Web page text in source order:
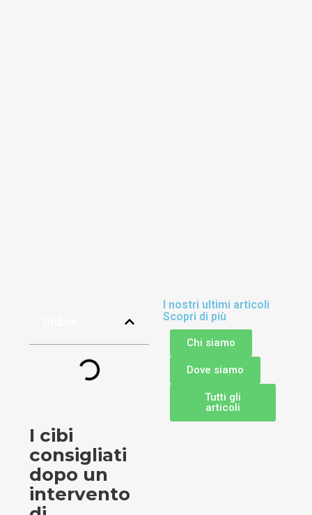
I cibi
consigliati
dopo un
intervento
I nostri ultimi articoli
Scopri di più
Chi siamo
Dove siamo
Tutti gli
articoli